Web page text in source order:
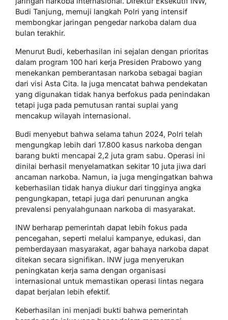
Budi Tanjung, memuji langkah Polri yang intensif
membongkar jaringan pengedar narkoba dalam dua
bulan terakhir.
Menurut Budi, keberhasilan ini sejalan dengan prioritas
dalam program 100 hari kerja Presiden Prabowo yang
menekankan pemberantasan narkoba sebagai bagian
dari visi Asta Cita. Ia juga mencatat bahwa pendekatan
yang digunakan tidak hanya berfokus pada penindakan
tetapi juga pada pemutusan rantai suplai yang
mencakup wilayah internasional.
Budi menyebut bahwa selama tahun 2024, Polri telah
mengungkap lebih dari 17.800 kasus narkoba dengan
barang bukti mencapai 2,2 juta gram sabu. Operasi ini
dinilai berhasil menyelamatkan sekitar 10 juta jiwa dari
ancaman narkoba. Namun, ia juga mengingatkan bahwa
keberhasilan tidak hanya diukur dari tingginya angka
pengungkapan, tetapi juga dari penurunan angka
prevalensi penyalahgunaan narkoba di masyarakat.
INW berharap pemerintah dapat lebih fokus pada
pencegahan, seperti melalui kampanye, edukasi, dan
pemberdayaan masyarakat, agar bahaya narkoba dapat
ditekan secara signifikan. INW juga menyerukan
peningkatan kerja sama dengan organisasi
internasional untuk memastikan operasi lintas negara
dapat berjalan lebih efektif.
Keberhasilan ini menjadi bukti bahwa pemerintah